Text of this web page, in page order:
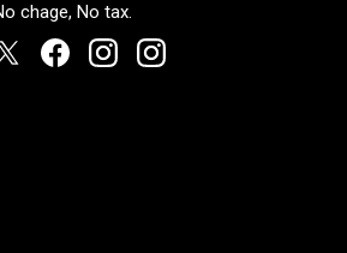
chage, No tax.